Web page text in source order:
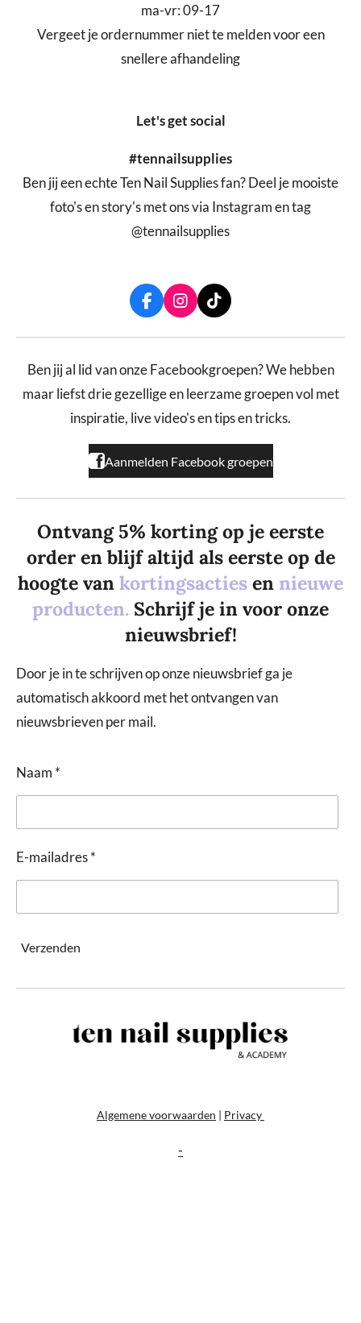
ma-vr: 09-17
Vergeet je ordernummer niet te melden voor een
snellere afhandeling
Let's get social
#tennailsupplies
Ben jij een echte Ten Nail Supplies fan? Deel je mooiste
foto's en story's met ons via Instagram en tag
@tennailsupplies
F
a
c
b
o
k
I
n
s
a
r
a
T
i
k
o
Ben jij al lid van onze Facebookgroepen? We hebben
maar liefst drie gezellige en leerzame groepen vol met
inspiratie, live video's en tips en tricks.
Aanmelden Facebook groepen
Ontvang 5% korting op je eerste
order en blijf altijd als eerste op de
hoogte van kortingsacties en nieuwe
producten. Schrijf je in voor onze
nieuwsbrief!
Door je in te schrijven op onze nieuwsbrief ga je
automatisch akkoord met het ontvangen van
nieuwsbrieven per mail.
Naam *
E-mailadres *
Verzenden
Algemene voorwaarden | Privacy
-